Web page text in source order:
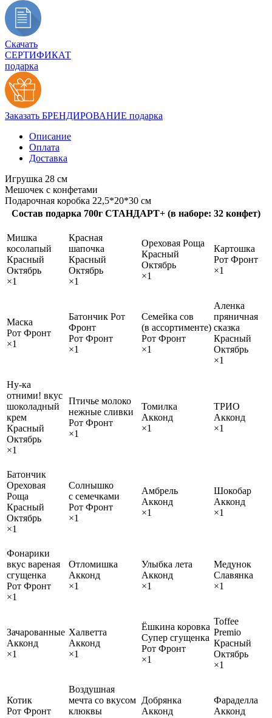
Скачать
СЕРТИФИКАТ
подарка
Заказать БРЕНДИРОВАНИЕ подарка
Описание
Оплата
Доставка
Игрушка 28 см
Мешочек с конфетами
Подарочная коробка 22,5*20*30 см
Состав подарка 700г СТАНДАРТ+ (в наборе: 32 конфет)
Мишка
косолапый
Красный
Октябрь
×1
Красная
шапочка
Красный
Октябрь
×1
Ореховая Роща
Красный
Октябрь
×1
Картошка
Рот Фронт
×1
Маска
Рот Фронт
×1
Батончик Рот
Фронт
Рот Фронт
×1
Семейка сов
(в ассортименте)
Рот Фронт
×1
Аленка
пряничная
сказка
Красный
Октябрь
×1
Ну-ка
отними! вкус
шоколадный
крем
Красный
Октябрь
×1
Птичье молоко
нежные сливки
Рот Фронт
×1
Томилка
Акконд
×1
ТРИО
Акконд
×1
Батончик
Ореховая
Роща
Красный
Октябрь
×1
Солнышко
с семечками
Рот Фронт
×1
Амбрель
Акконд
×1
Шокобар
Акконд
×1
Фонарики
вкус вареная
сгущенка
Рот Фронт
×1
Отломишка
Акконд
×1
Улыбка лета
Акконд
×1
Медунок
Славянка
×1
Зачарованные
Акконд
×1
Халветта
Акконд
×1
Ёшкина коровка
Супер сгущенка
Рот Фронт
×1
Toffee
Premio
Красный
Октябрь
×1
Котик
Рот Фронт
Воздушная
мечта со вкусом
клюквы
Добрянка
Акконд
Фараделла
Акконд